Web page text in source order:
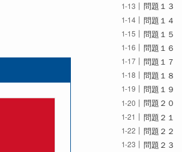
問題１３
問題１４
問題１５
問題１６
問題１７
問題１８
問題１９
問題２０
問題２１
問題２２
問題２３